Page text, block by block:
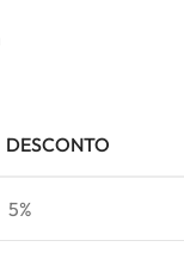
DESCONTO
5%